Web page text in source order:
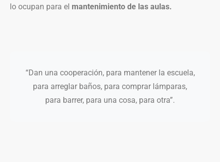
lo ocupan para el mantenimiento de las aulas.
“Dan una cooperación, para mantener la escuela,
para arreglar baños, para comprar lámparas,
para barrer, para una cosa, para otra”.